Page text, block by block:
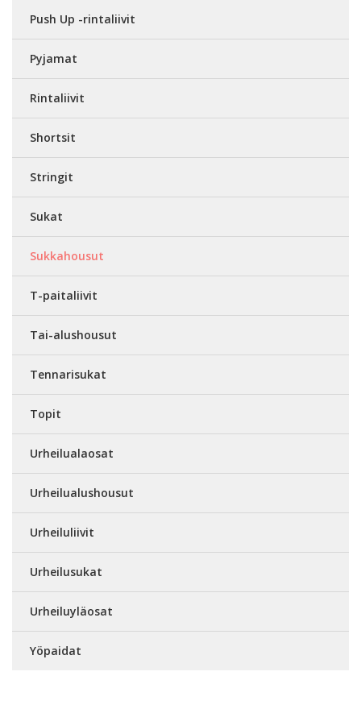
Push Up -rintaliivit
Pyjamat
Rintaliivit
Shortsit
Stringit
Sukat
Sukkahousut
T-paitaliivit
Tai-alushousut
Tennarisukat
Topit
Urheilualaosat
Urheilualushousut
Urheiluliivit
Urheilusukat
Urheiluyläosat
Yöpaidat